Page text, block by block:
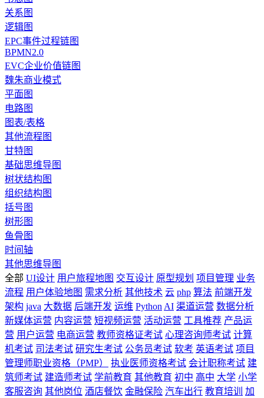
关系图
逻辑图
EPC事件过程链图
BPMN2.0
EVC企业价值链图
魏朱商业模式
平面图
电路图
图表/表格
其他流程图
甘特图
基础思维导图
树状结构图
组织结构图
括号图
树形图
鱼骨图
时间轴
其他思维导图
全部 UI设计 用户旅程地图 交互设计 原型规划 项目管理 业务
流程 用户体验地图 需求分析 其他技术 云 php 算法 前端开发
架构 java 大数据 后端开发 运维 Python AI 渠道运营 数据分析
新媒体运营 内容运营 短视频运营 活动运营 工具推荐 产品运
营 用户运营 电商运营 教师资格证考试 心理咨询师考试 计算
机考试 司法考试 研究生考试 公务员考试 软考 英语考试 项目
管理师职业资格（PMP）
执业医师资格考试 会计职称考试 建
筑师考试 建造师考试 学前教育 其他教育 初中 高中 大学 小学
客服咨询 其他岗位 酒店餐饮 金融保险 汽车出行 教育培训
加